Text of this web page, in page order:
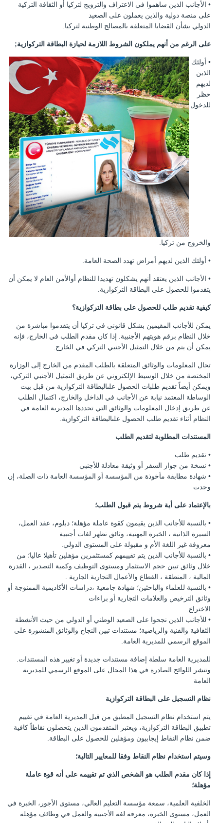
• الأجانب الذين ساهموا في الاعتراف والترويج لتركيا أو الثقافة التركية
على منصة دولية والذين يعملون على الصعيد
الدولي بشأن القضايا المتعلقة بالمصالح الوطنية لتركيا.
على الرغم من أنهم يملكون الشروط اللازمة لحيازة البطاقة التركوازية;
• أولئك
الذين
لديهم
حظر
للدخول
والخروج من تركيا.
• أولئك الذين لديهم أمراض تهدد الصحة العامة.
• الأجانب الذين يعتقد أنهم يشكلون تهديدا للنظام أوالأمن العام لا يمكن أن
يتقدموا للحصول على البطاقة التركوازية.
كيفية تقديم طلب للحصول على بطاقة التركوازية؟
يمكن للأجانب المقيمين بشكل قانوني في تركيا أن يتقدموا مباشرة من
خلال النظام برقم هويتهم الأجنبية. إذا كان مقدم الطلب في الخارج، فإنه
يمكن أن يتم من خلال التمثيل الأجنبي التركي في الخارج.
تحال المعلومات والوثائق المتعلقة بالطلب المقدم من الخارج إلى الوزارة
المختصة من خلال الوسيط الإلكتروني عن طريق التمثيل الأجنبي التركي،
ويمكن أيضاً تقديم طلبات الحصول علىالبطاقة التركوازية من قبل بيت
الوساطة المعتمد نيابة عن الأجانب في الداخل والخارج، اكتمال الطلب
عن طريق إدخال المعلومات والوثائق التي تحددها المديرية العامة في
النظام أثناء تقديم طلب الحصول علىالبطاقة التركوازية.
المستندات المطلوبة لتقديم الطلب
• تقديم طلب
• نسخة من جواز السفر أو وثيقة معادلة للأجنبي
• شهادة مطابقة مأخوذة من المؤسسة أو المؤسسة العامة ذات الصلة، إن
وجدت
بالإعتماد على أية شروط يتم قبول الطلب؛
• بالنسبة للأجانب الذين يقيمون كقوة عاملة مؤهلة؛ دبلوم، عقد العمل،
السيرة الذاتية ، الخبرة المهنية، وثائق تظهر لغات أجنبية
معروفة غير اللغة الأم و مقبولة على المستوى الدولي.
• بالنسبة للأجانب الذين يتم تقييمهم كمستثمرين مؤهلين تأهيلا عاليا؛ من
خلال وثائق تبين حجم الاستثمار ومستوى التوظيف وكمية التصدير ، القدرة
المالية ، المنطقة ، القطاع والأعمال التجارية الجارية .
• بالنسبة للعلماء والباحثين؛ شهادة جامعية ،دراسات الأكاديمية الممنوجة أو
وثائق الترخيص والعلامات التجارية أو براءات
الاختراع.
• للأجانب الذين نجحوا على الصعيد الوطني أو الدولي من حيث الأنشطة
الثقافية والفنية والرياضية؛ مستندات تبين النجاح والوثائق المنشورة على
الموقع الرسمي للمديرية العامة.
للمديرية العامة سلطة إضافة مستندات جديدة أو تغيير هذه المستندات.
وتنشر اللوائح الصادرة في هذا المجال على الموقع الرسمي للمديرية
العامة
نظام التسجيل على البطاقة التركوازية
يتم استخدام نظام التسجيل المطبق من قبل المديرية العامة في تقييم
تطبيق البطاقة التركوازية، ويعتبر المتقدمون الذين يتحصلون نقاطاً كافية
ضمن نظام النقاط إيجابيون ومؤهلين للحصول على البطاقة.
وسيتم استخدام نظام النقاط وفقا للمعايير التالية؛
إذا كان مقدم الطلب هو الشخص الذي تم تقييمه على أنه قوة عاملة
مؤهلة؛
الخلفية العلمية، سمعة مؤسسة التعليم العالي، مستوى الأجور، الخبرة في
العمل، مستوى الخبرة، معرفة لغة الأجنبية والعمل في وظائف مؤهلة